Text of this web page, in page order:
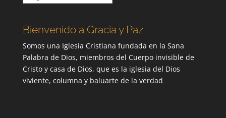
por
Bienvenido a Gracia y Paz
Somos una Iglesia Cristiana fundada en la Sana
Palabra de Dios, miembros del Cuerpo invisible de
Cristo y casa de Dios, que es la iglesia del Dios
viviente, columna y baluarte de la verdad